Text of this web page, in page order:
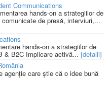
Communications
hands-on a strategiilor de
de presă, interviuri,...
hands-on a strategiilor de
& B2C Implicare activă... [detalii]
agenție care știe că o idee bună